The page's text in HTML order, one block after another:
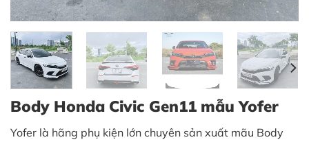
Body Honda Civic Gen11 mẫu Yofer
Yofer là hãng phụ kiện lớn chuyên sản xuất mãu Body